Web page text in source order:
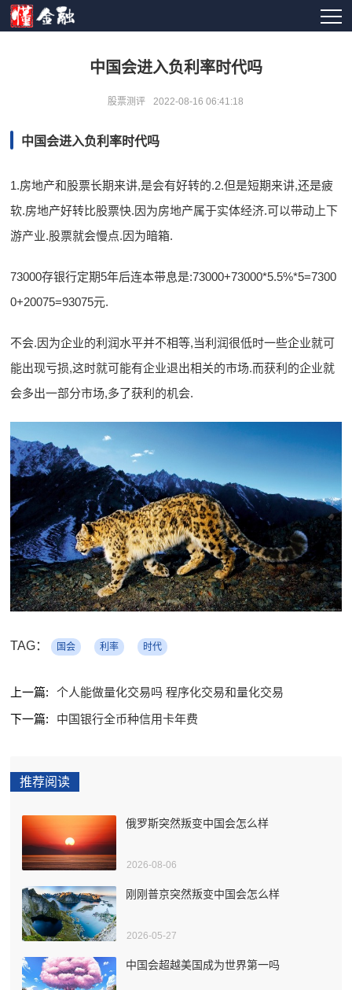
中国会进入负利率时代吗
股票测评 2022-08-16 06:41:18
中国会进入负利率时代吗
1.房地产和股票长期来讲,是会有好转的.2.但是短期来讲,还是疲
软.房地产好转比股票快.因为房地产属于实体经济.可以带动上下
游产业.股票就会慢点.因为暗箱.
73000存银行定期5年后连本带息是:73000+73000*5.5%*5=7300
0+20075=93075元.
不会.因为企业的利润水平并不相等,当利润很低时一些企业就可
能出现亏损,这时就可能有企业退出相关的市场.而获利的企业就
会多出一部分市场,多了获利的机会.
TAG： 国会 利率 时代
上一篇:
个人能做量化交易吗 程序化交易和量化交易
下一篇:
中国银行全币种信用卡年费
推荐阅读
俄罗斯突然叛变中国会怎么样
2026-08-06
刚刚普京突然叛变中国会怎么样
2026-05-27
中国会超越美国成为世界第一吗